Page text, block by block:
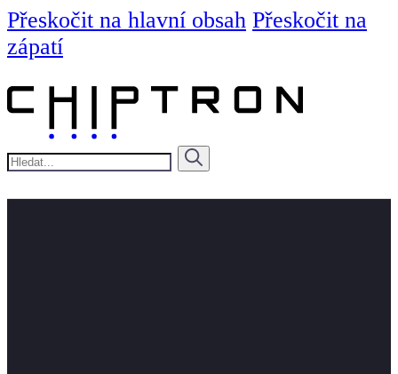
Přeskočit na hlavní obsah Přeskočit na
zápatí
Hledat